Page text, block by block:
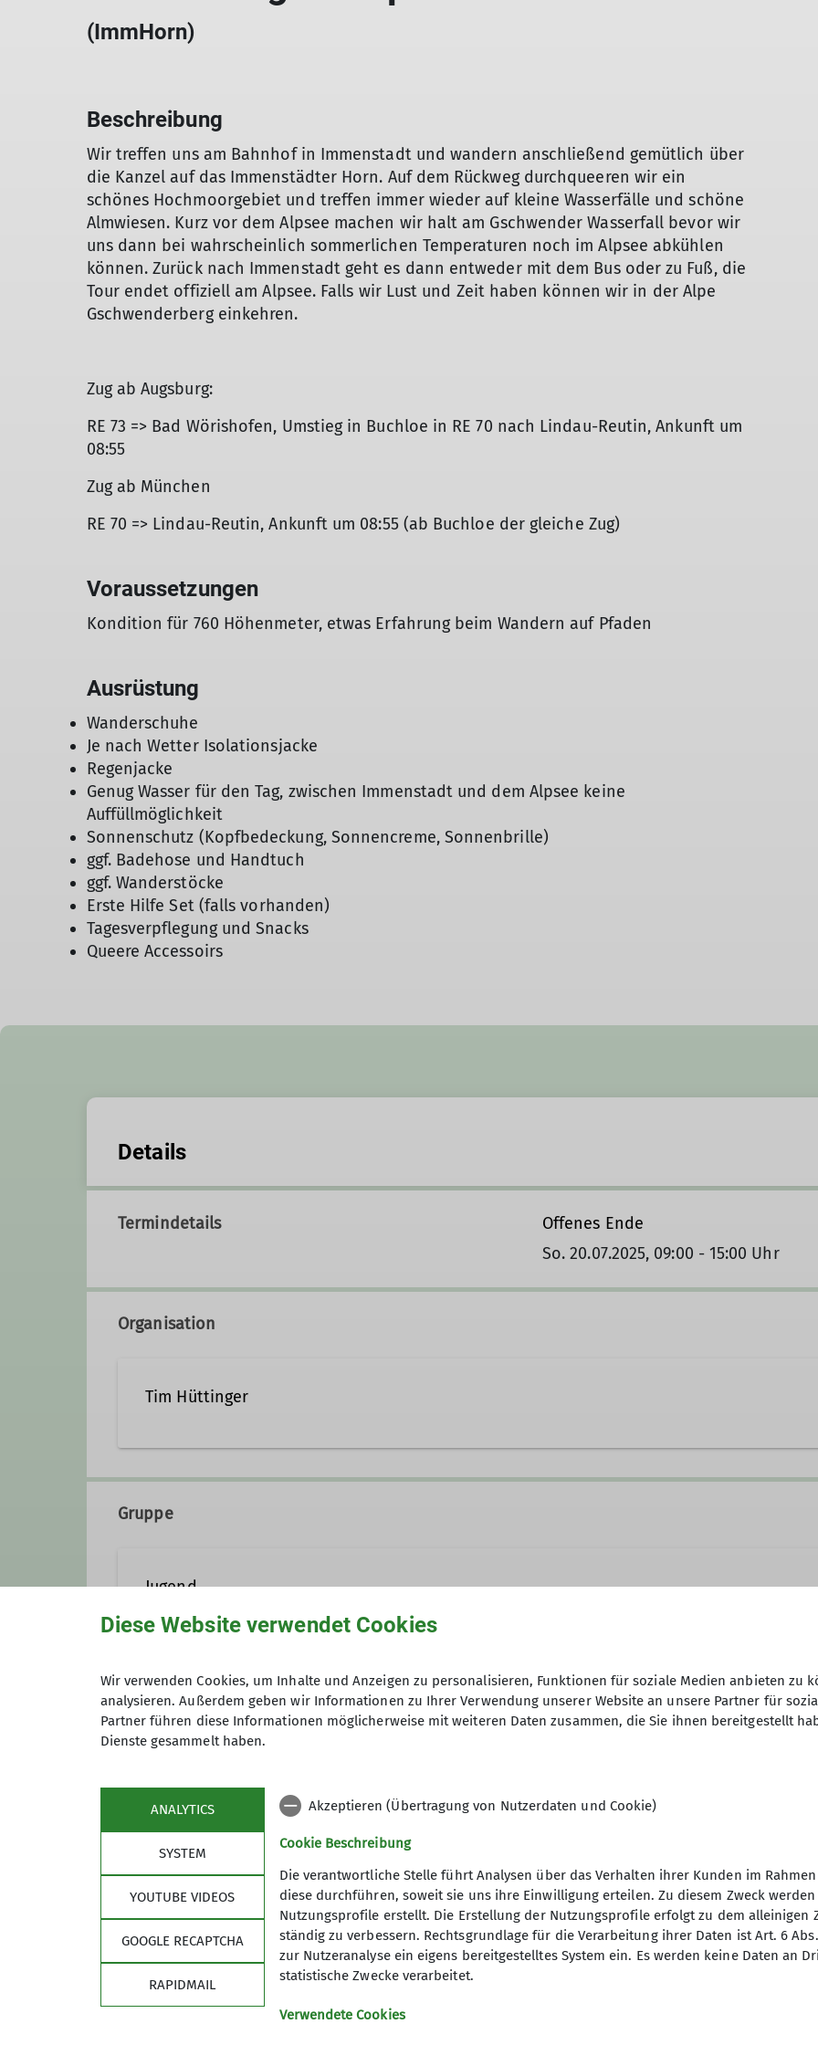
(ImmHorn)
Beschreibung
Wir treffen uns am Bahnhof in Immenstadt und wandern anschließend gemütlich über
die Kanzel auf das Immenstädter Horn. Auf dem Rückweg durchqueeren wir ein
schönes Hochmoorgebiet und treffen immer wieder auf kleine Wasserfälle und schöne
Almwiesen. Kurz vor dem Alpsee machen wir halt am Gschwender Wasserfall bevor wir
uns dann bei wahrscheinlich sommerlichen Temperaturen noch im Alpsee abkühlen
können. Zurück nach Immenstadt geht es dann entweder mit dem Bus oder zu Fuß, die
Tour endet offiziell am Alpsee. Falls wir Lust und Zeit haben können wir in der Alpe
Gschwenderberg einkehren.
Zug ab Augsburg:
RE 73 => Bad Wörishofen, Umstieg in Buchloe in RE 70 nach Lindau-Reutin, Ankunft um
08:55
Zug ab München
RE 70 => Lindau-Reutin, Ankunft um 08:55 (ab Buchloe der gleiche Zug)
Voraussetzungen
Kondition für 760 Höhenmeter, etwas Erfahrung beim Wandern auf Pfaden
Ausrüstung
Wanderschuhe
Je nach Wetter Isolationsjacke
Regenjacke
Genug Wasser für den Tag, zwischen Immenstadt und dem Alpsee keine
Auffüllmöglichkeit
Sonnenschutz (Kopfbedeckung, Sonnencreme, Sonnenbrille)
ggf. Badehose und Handtuch
ggf. Wanderstöcke
Erste Hilfe Set (falls vorhanden)
Tagesverpflegung und Snacks
Queere Accessoirs
Details
Termindetails
Offenes Ende
So. 20.07.2025, 09:00 - 15:00 Uhr
Organisation
Tim Hüttinger
Jugendleiter*in stellvertretender
Gruppe
Jugend
Maximale Teilnehmeranzahl 10
Sektion
Für Vielfalt, Akzeptanz und Offenheit
Mitglied werden
Diese Website verwendet Cookies
Wir verwenden Cookies, um Inhalte und Anzeigen zu personalisieren, Funktionen für soziale Medien anbieten zu
analysieren. Außerdem geben wir Informationen zu Ihrer Verwendung unserer Website an unsere Partner für
Partner führen diese Informationen möglicherweise mit weiteren Daten zusammen, die Sie ihnen bereitgestellt
Dienste gesammelt haben.
ANALYTICS
SYSTEM
YOUTUBE VIDEOS
GOOGLE RECAPTCHA
RAPIDMAIL
Akzeptieren (Übertragung von Nutzerdaten und Cookie)
Cookie Beschreibung
Die verantwortliche Stelle führt Analysen über das Verhalten ihrer Kunden im
diese durchführen, soweit sie uns ihre Einwilligung erteilen. Zu diesem Zweck
Nutzungsprofile erstellt. Die Erstellung der Nutzungsprofile erfolgt zu dem alleinigen
ständig zu verbessern. Rechtsgrundlage für die Verarbeitung ihrer Daten ist Art. 6
zur Nutzeranalyse ein eigens bereitgestelltes System ein. Es werden keine Daten an
statistische Zwecke verarbeitet.
Verwendete Cookies